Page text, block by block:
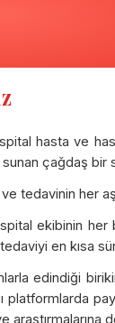
hasta ve
çağdaş bir
ve tedavinin her
ekibinin her
en kısa
edindiği
platformlarda
araştırmalarına